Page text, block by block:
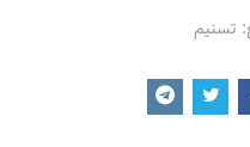
تسنیم